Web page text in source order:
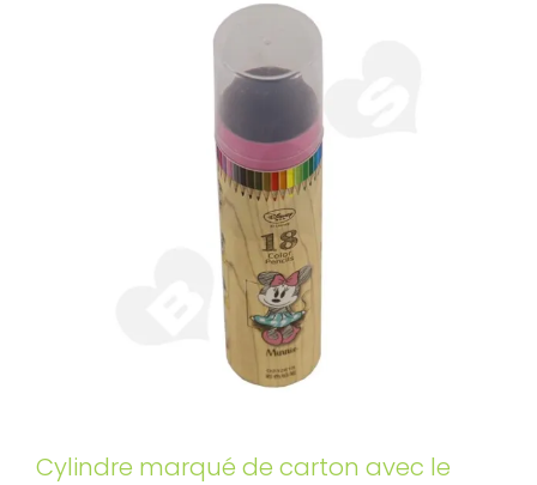
Cylindre marqué de carton avec le